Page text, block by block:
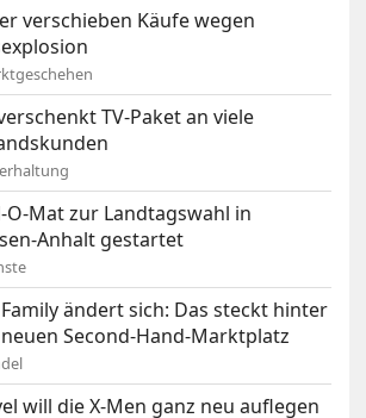
verschieben Käufe wegen
TV-Paket an viele
O-Mat zur Landtagswahl in
Anhalt gestartet
Family ändert sich: Das steckt hinter
Second-Hand-Marktplatz
will die X-Men ganz neu auflegen